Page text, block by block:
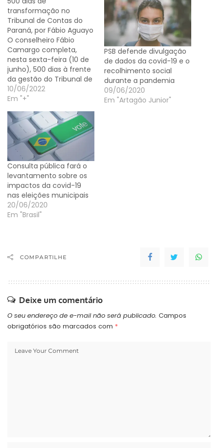
transformação no
Tribunal de Contas do
Paraná, por Fábio Aguayo
O conselheiro Fábio
Camargo completa,
nesta sexta-feira (10 de
junho), 500 dias à frente
da gestão do Tribunal de
Contas do Paraná (TCE-
PR), instituição que
cuidando da fiscalização
contábil, financeira,
orçamentária,
operacional e
patrimonial dos órgãos e
entidades públicas do
Estado, quanto à
legalidade, legitimidade
e…
10/06/2022
Em "+"
PSB defende divulgação
de dados da covid-19 e o
recolhimento social
durante a pandemia
09/06/2020
Em "Artagão Junior"
Consulta pública fará o
levantamento sobre os
impactos da covid-19
nas eleições municipais
20/06/2020
Em "Brasil"
COMPARTILHE
Deixe um comentário
O seu endereço de e-mail não será publicado. Campos
obrigatórios são marcados com *